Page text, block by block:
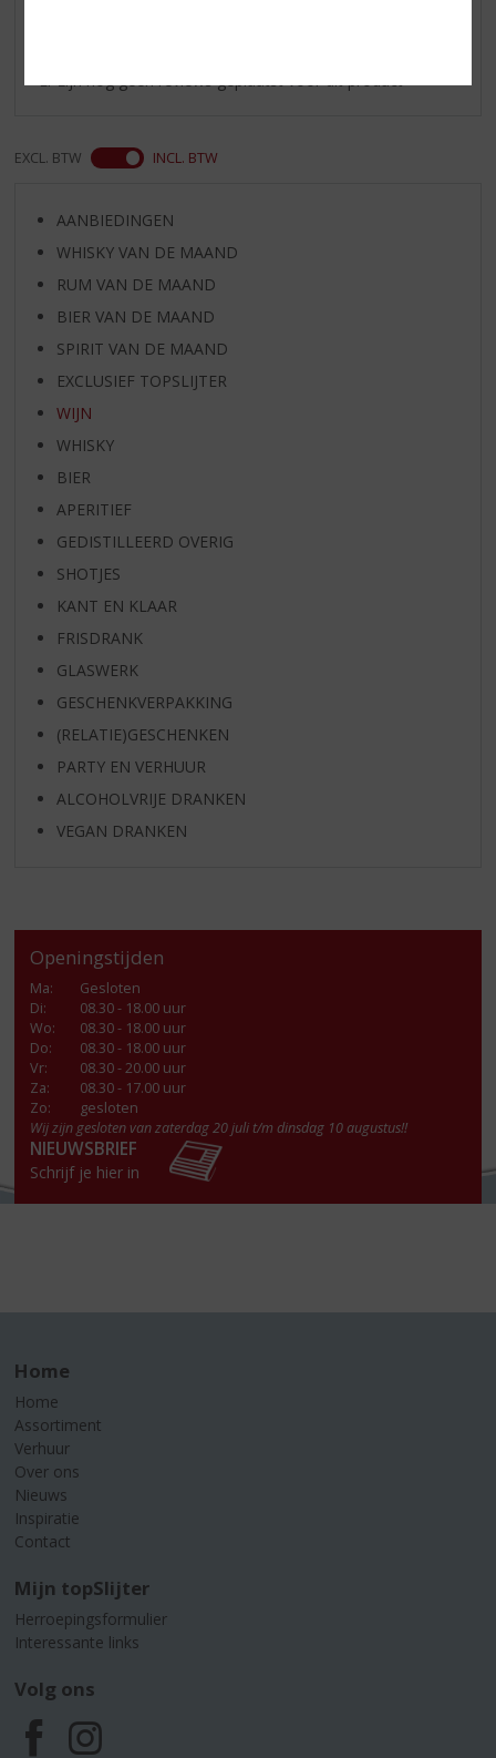
Er zijn nog geen reviews geplaatst voor dit product
EXCL. BTW INCL. BTW
AANBIEDINGEN
WHISKY VAN DE MAAND
RUM VAN DE MAAND
BIER VAN DE MAAND
SPIRIT VAN DE MAAND
EXCLUSIEF TOPSLIJTER
WIJN
WHISKY
BIER
APERITIEF
GEDISTILLEERD OVERIG
SHOTJES
KANT EN KLAAR
FRISDRANK
GLASWERK
GESCHENKVERPAKKING
(RELATIE)GESCHENKEN
PARTY EN VERHUUR
ALCOHOLVRIJE DRANKEN
VEGAN DRANKEN
Openingstijden
Ma:
Gesloten
Di:
08.30 - 18.00 uur
Wo:
08.30 - 18.00 uur
Do:
08.30 - 18.00 uur
Vr:
08.30 - 20.00 uur
Za:
08.30 - 17.00 uur
Zo:
gesloten
Wij zijn gesloten van zaterdag 20 juli t/m dinsdag 10 augustus!!
NIEUWSBRIEF
Schrijf je hier in
Home
Home
Assortiment
Verhuur
Over ons
Nieuws
Inspiratie
Contact
Mijn topSlijter
Herroepingsformulier
Interessante links
Volg ons
F I